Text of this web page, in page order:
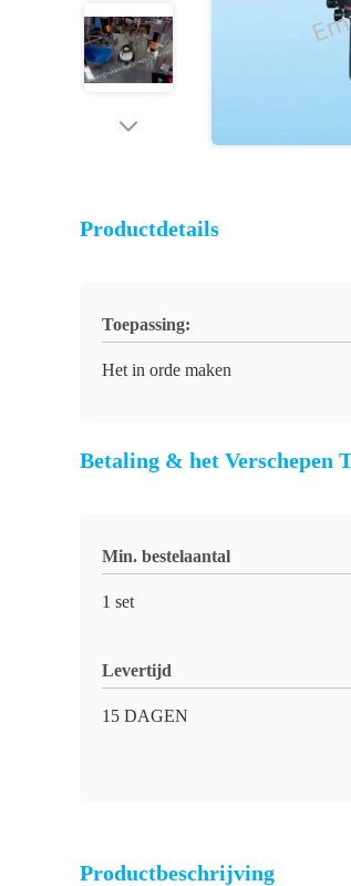
Productdetails
Toepassing:
Het in orde maken
Betaling & het Verschepen
Min. bestelaantal
1 set
Levertijd
15 DAGEN
Productbeschrijving